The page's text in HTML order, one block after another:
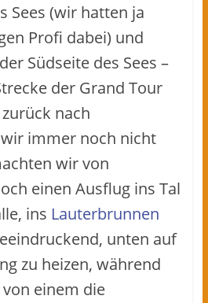
Sees (wir hatten ja
Profi dabei) und
Südseite des Sees –
der Grand Tour
nach
immer noch nicht
wir von
einen Ausflug ins Tal
ins Lauterbrunnen
unten auf
zu heizen, während
einem die